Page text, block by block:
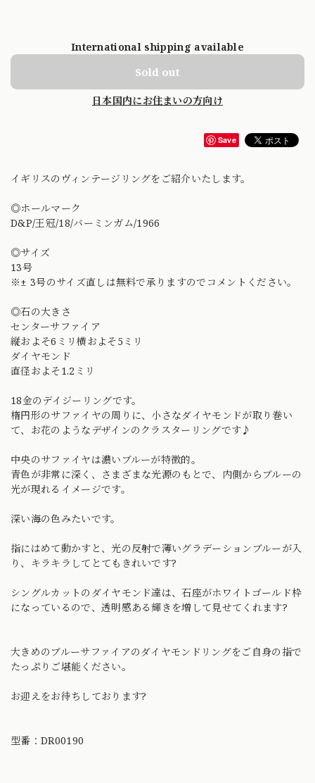
International shipping available
Sold out
日本国内にお住まいの方向け
Save
イギリスのヴィンテージリングをご紹介いたします。
◎ホールマーク
D&P/王冠/18/バーミンガム/1966
◎サイズ
13号
※± 3号のサイズ直しは無料で承りますのでコメントください。
◎石の大きさ
センターサファイア
縦およそ6ミリ横およそ5ミリ
ダイヤモンド
直径およそ1.2ミリ
18金のデイジーリングです。
楕円形のサファイヤの周りに、小さなダイヤモンドが取り巻い
て、お花のようなデザインのクラスターリングです♪
中央のサファイヤは濃いブルーが特徴的。
青色が非常に深く、さまざまな光源のもとで、内側からブルーの
光が現れるイメージです。
深い海の色みたいです。
指にはめて動かすと、光の反射で薄いグラデーションブルーが入
り、キラキラしてとてもきれいです?
シングルカットのダイヤモンド達は、石座がホワイトゴールド枠
になっているので、透明感ある輝きを増して見せてくれます?
大きめのブルーサファイアのダイヤモンドリングをご自身の指で
たっぷりご堪能ください。
お迎えをお待ちしております?
型番：DR00190